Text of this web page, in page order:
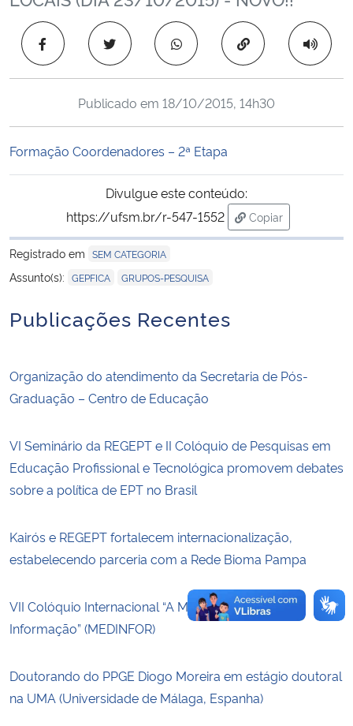
Ministério da Saúde
Ministério de Minas e Energia
Ministério do Turismo
Ministério do Desenvolvimento Regional
Gabinete de Segurança Institucional
Banco Central do Brasil
Copiar para área
Publicado em 18/10/2015, 14h30
Formação Coordenadores – 2ª Etapa
Divulgue este conteúdo:
https://ufsm.br/r-547-1552
Copiar
para área de
Registrado em SEM CATEGORIA
Assunto(s): GEPFICA GRUPOS-PESQUISA
Publicações Recentes
Organização do atendimento da Secretaria de Pós-
Graduação – Centro de Educação
VI Seminário da REGEPT e II Colóquio de Pesquisas em
Educação Profissional e Tecnológica promovem debates
sobre a política de EPT no Brasil
Kairós e REGEPT fortalecem internacionalização,
estabelecendo parceria com a Rede Bioma Pampa
VII Colóquio Internacional “A Medicina na Era da
Informação” (MEDINFOR)
Doutorando do PPGE Diogo Moreira em estágio doutoral
na UMA (Universidade de Málaga, Espanha)